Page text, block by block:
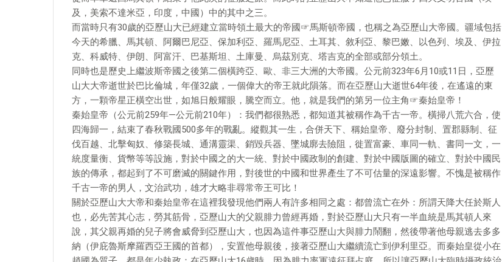
及，美索不達米亞，印度，中國）中的其中之三。
而當時只有30歲的亞歷山大已經建立當時領土最大的帝國☞馬斯頓帝國，也稱之為亞歷山大帝國。疆域包括
今天的希臘、馬其頓、阿爾巴尼亞、保加利亞、羅馬尼亞、土耳其、敘利亞、黎巴嫩、以色列、埃及、伊拉
克、科威特、伊朗、阿富汗、巴基斯坦、土庫曼、烏茲別克、塔吉克的全部或部分領土。
同時也是歷史上繼波斯帝國之後第二個橫跨亞、歐、非三大洲的大帝國。公元前323年6月10或11日，亞歷
山大大帝逝世於巴比倫城，年僅32歲，一個偉大的帝王就此隕落。而在亞歷山大逝世64年後，在遙遠的東
方，一顆帝星正橫空出世，如旭日般耀眼，騰空而立。他，就是我們的第另一位主角☞秦始皇帝！
秦始皇帝（公元前259年—公元前210年）：我們都很熟悉，都知道其被稱作為千古一帝。橫掃八荒六合，使
四海歸一，結束了春秋戰國500多年的戰亂。縱觀其一生，合併天下、稱始皇帝、廢分封制、置郡縣制、征
伐百越、北擊匈奴、修築長城、通溝靈渠、銷毀兵器、墜城廓去險阻，徙置富豪、車同一軌、書同一文，一
統度量衡、貨幣等等設施，對於中國之的大一統、對於中國政制的創建、對於中國版圖的確立、對於中國民
族的傳承，都起到了不可磨滅的關鍵作用，對後世的中國和世界產生了不可估量的深遠影響。不愧是被稱作
千古一帝的男人，文治武功，雄才大略非尋常帝王可比！
關於亞歷山大大帝和秦始皇帝在這裡我發現他們兩人有許多相同之處：都曾流亡在外：所謂天降大任於斯人
也，必先苦其心志，勞其筋骨，亞歷山大的父親腓力曾經再婚，對於亞歷山大只有一半血統是馬其頓人來
說，其父親再婚的兒子將會威脅到亞歷山大，也因為這件事亞歷山大與腓力鬧翻，然後帶著他母親逃去多多
納（伊庇魯斯摩羅西亞王國的首都），安置他母親後，接著亞歷山大繼續流亡到伊利里亞。而秦始皇從小在